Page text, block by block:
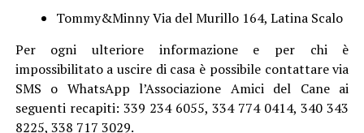
Tommy&Minny Via del Murillo 164, Latina Scalo
Per ogni ulteriore informazione e per chi è
impossibilitato a uscire di casa è possibile contattare via
SMS o WhatsApp l’Associazione Amici del Cane ai
seguenti recapiti: 339 234 6055, 334 774 0414, 340 343
8225, 338 717 3029.